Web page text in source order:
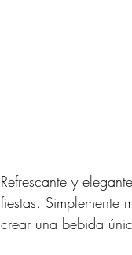
Refrescante y
fiestas.
crear una bebida